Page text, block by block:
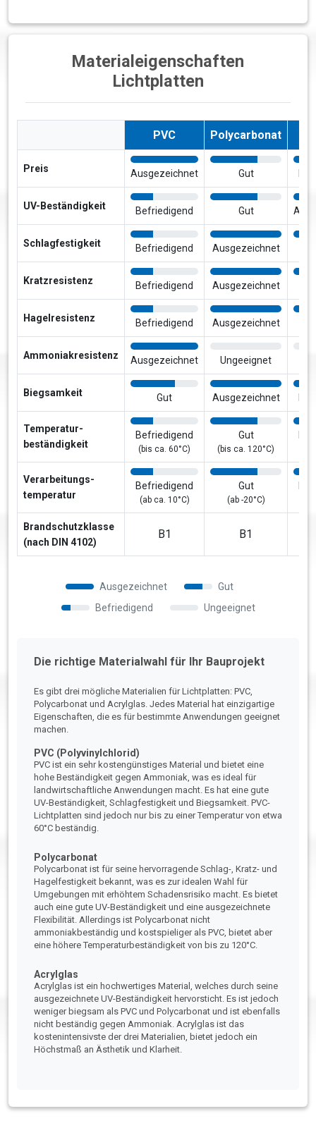
Materialeigenschaften
Lichtplatten
PVC Polycarbonat
Preis Ausgezeichnet Gut
UV-Beständigkeit Befriedigend Gut
Schlagfestigkeit Befriedigend Ausgezeichnet
Kratzresistenz Befriedigend Ausgezeichnet
Hagelresistenz Befriedigend Ausgezeichnet
Ammoniakresistenz Ausgezeichnet Ungeeignet
Biegsamkeit Gut Ausgezeichnet
Temperatur­
beständigkeit
Befriedigend
(bis ca. 60°C)
Gut
(bis ca. 120°C)
Verarbeitungs­
temperatur
Befriedigend
(ab ca. 10°C)
Gut
(ab -20°C)
Brandschutzklasse
(nach DIN 4102)
B1 B1
Ausgezeichnet
Gut
Befriedigend
Ungeeignet
Die richtige Materialwahl für Ihr Bauprojekt
Es gibt drei mögliche Materialien für Lichtplatten: PVC,
Polycarbonat und Acrylglas. Jedes Material hat einzigartige
Eigenschaften, die es für bestimmte Anwendungen geeignet
machen.
PVC (Polyvinylchlorid)
PVC ist ein sehr kostengünstiges Material und bietet eine
hohe Beständigkeit gegen Ammoniak, was es ideal für
landwirtschaftliche Anwendungen macht. Es hat eine gute
UV-Beständigkeit, Schlagfestigkeit und Biegsamkeit. PVC-
Lichtplatten sind jedoch nur bis zu einer Temperatur von etwa
60°C beständig.
Polycarbonat
Polycarbonat ist für seine hervorragende Schlag-, Kratz- und
Hagelfestigkeit bekannt, was es zur idealen Wahl für
Umgebungen mit erhöhtem Schadensrisiko macht. Es bietet
auch eine gute UV-Beständigkeit und eine ausgezeichnete
Flexibilität. Allerdings ist Polycarbonat nicht
ammoniakbeständig und kostspieliger als PVC, bietet aber
eine höhere Temperaturbeständigkeit von bis zu 120°C.
Acrylglas
Acrylglas ist ein hochwertiges Material, welches durch seine
ausgezeichnete UV-Beständigkeit hervorsticht. Es ist jedoch
weniger biegsam als PVC und Polycarbonat und ist ebenfalls
nicht beständig gegen Ammoniak. Acrylglas ist das
kostenintensivste der drei Materialien, bietet jedoch ein
Höchstmaß an Ästhetik und Klarheit.